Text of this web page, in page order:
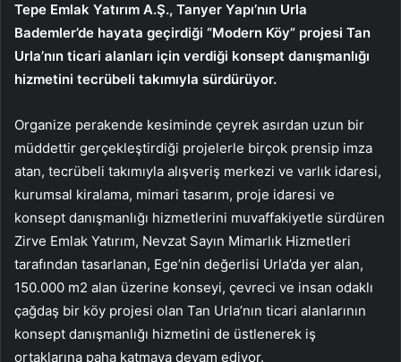
Tepe Emlak Yatırım A.Ş., Tanyer Yapı’nın Urla
Bademler’de hayata geçirdiği “Modern Köy” projesi Tan
Urla’nın ticari alanları için verdiği konsept danışmanlığı
hizmetini tecrübeli takımıyla sürdürüyor.
Organize perakende kesiminde çeyrek asırdan uzun bir
müddettir gerçekleştirdiği projelerle birçok prensip imza
atan, tecrübeli takımıyla alışveriş merkezi ve varlık idaresi,
kurumsal kiralama, mimari tasarım, proje idaresi ve
konsept danışmanlığı hizmetlerini muvaffakiyetle sürdüren
Zirve Emlak Yatırım, Nevzat Sayın Mimarlık Hizmetleri
tarafından tasarlanan, Ege’nin değerlisi Urla’da yer alan,
150.000 m2 alan üzerine konseyi, çevreci ve insan odaklı
çağdaş bir köy projesi olan Tan Urla’nın ticari alanlarının
konsept danışmanlığı hizmetini de üstlenerek iş
ortaklarına paha katmaya devam ediyor.